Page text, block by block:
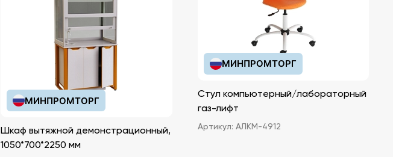
МИНПРОМТОРГ
Шкаф вытяжной демонстрационный,
1050*700*2250 мм
МИНПРОМТОРГ
Стул компьютерный/лабораторный
газ-лифт
Артикул: АЛКМ-4912